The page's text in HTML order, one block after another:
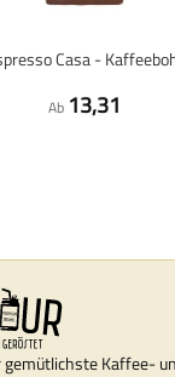
Casa -
Ab 13,31
gemütlichste Kaffee-